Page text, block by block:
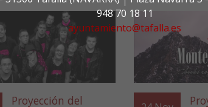
948 70 18 11
ayuntamiento@tafalla.es
Proyección del